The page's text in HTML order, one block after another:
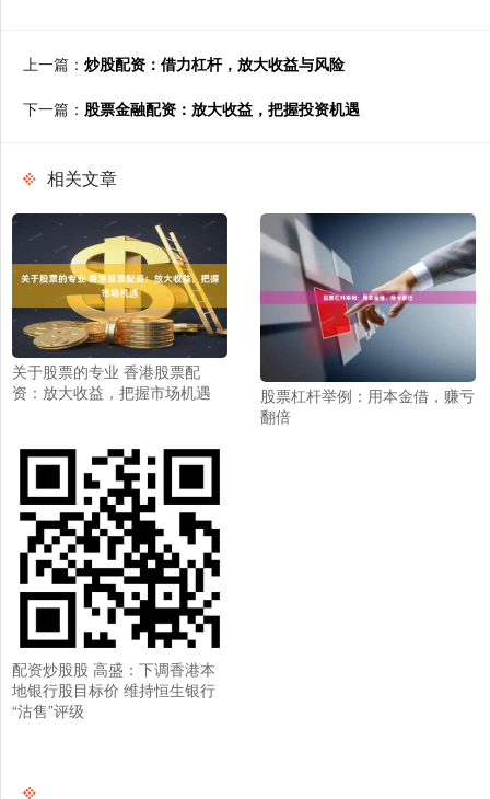
上一篇： 炒股配资：借力杠杆，放大收益与风险
下一篇： 股票金融配资：放大收益，把握投资机遇
相关文章
关于股票的专业 香港股票配
资：放大收益，把握市场机遇
股票杠杆举例：用本金借，赚亏
翻倍
配资炒股股 高盛：下调香港本
地银行股目标价 维持恒生银行
“沽售”评级